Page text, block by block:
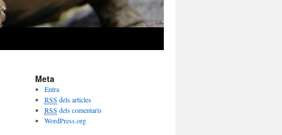
Meta
Entra
RSS dels articles
RSS dels comentaris
WordPress.org